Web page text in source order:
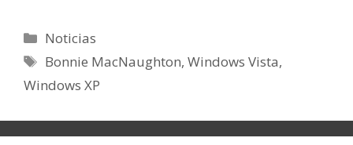
Categorías
Noticias
Etiquetas
Bonnie MacNaughton,Windows Vista,
Windows XP